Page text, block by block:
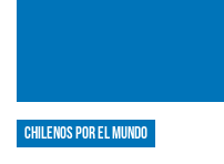
Chilenos por el mundo